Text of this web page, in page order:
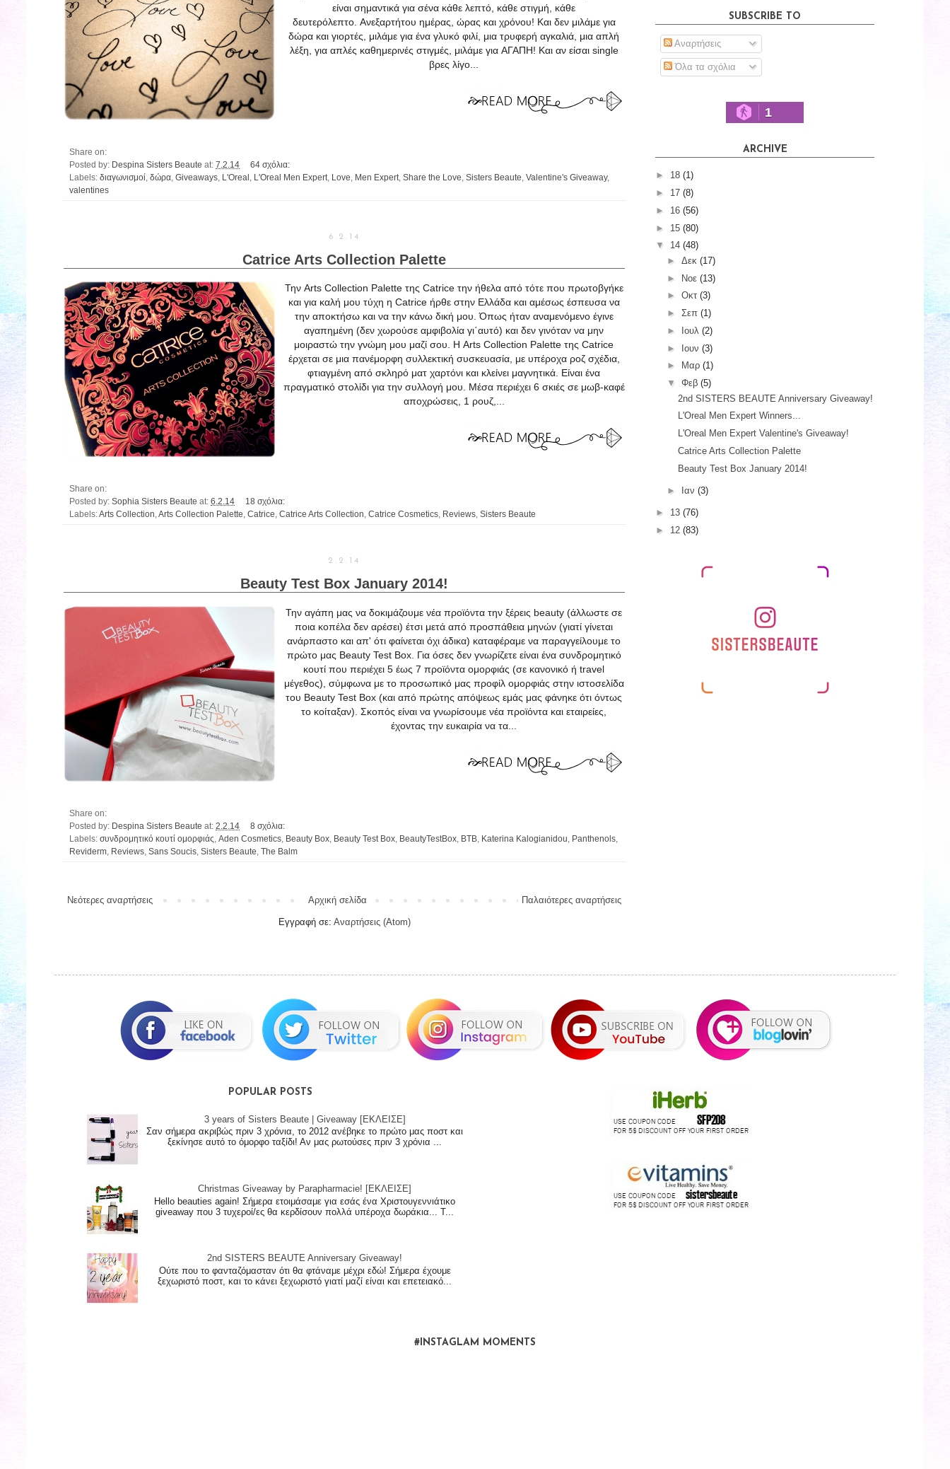
είναι σημαντικά για σένα κάθε λεπτό, κάθε στιγμή, κάθε
δευτερόλεπτο. Ανεξαρτήτου ημέρας, ώρας και χρόνου! Και δεν μιλάμε για
δώρα και γιορτές, μιλάμε για ένα γλυκό φιλί, μια τρυφερή αγκαλιά, μια απλή
λέξη, για απλές καθημερινές στιγμές, μιλάμε για ΑΓΑΠΗ! Και αν είσαι single
βρες λίγο...
Share on:
Posted by: Despina Sisters Beaute at: 7.2.14
64 σχόλια:
Labels: διαγωνισμοί δώρα Giveaways L'Oreal L'Oreal Men Expert Love Men Expert Share the Love Sisters Beaute Valentine's Giveaway,
valentines
6.2.14
Catrice Arts Collection Palette
Την Arts Collection Palette της Catrice την ήθελα από τότε που πρωτοβγήκε
και για καλή μου τύχη η Catrice ήρθε στην Ελλάδα και αμέσως έσπευσα να
την αποκτήσω και να την κάνω δική μου. Όπως ήταν αναμενόμενο έγινε
αγαπημένη (δεν χωρούσε αμφιβολία γι΄αυτό) και δεν γινόταν να μην
μοιραστώ την γνώμη μου μαζί σου. Η Arts Collection Palette της Catrice
έρχεται σε μια πανέμορφη συλλεκτική συσκευασία, με υπέροχα ροζ σχέδια,
φτιαγμένη από σκληρό ματ χαρτόνι και κλείνει μαγνητικά. Είναι ένα
πραγματικό στολίδι για την συλλογή μου. Μέσα περιέχει 6 σκιές σε μωβ-καφέ
αποχρώσεις, 1 ρουζ,...
Share on:
Posted by: Sophia Sisters Beaute at: 6.2.14
18 σχόλια:
Labels:Arts Collection Arts Collection Palette Catrice Catrice Arts Collection Catrice Cosmetics Reviews Sisters Beaute
2.2.14
Beauty Test Box January 2014!
Την αγάπη μας να δοκιμάζουμε νέα προϊόντα την ξέρεις beauty (άλλωστε σε
ποια κοπέλα δεν αρέσει) έτσι μετά από προσπάθεια μηνών (γιατί γίνεται
ανάρπαστο και απ' ότι φαίνεται όχι άδικα) καταφέραμε να παραγγείλουμε το
πρώτο μας Beauty Test Box. Για όσες δεν γνωρίζετε είναι ένα συνδρομητικό
κουτί που περιέχει 5 έως 7 προϊόντα ομορφιάς (σε κανονικό ή travel
μέγεθος), σύμφωνα με το προσωπικό μας προφίλ ομορφιάς στην ιστοσελίδα
του Beauty Test Box (και από πρώτης απόψεως εμάς μας φάνηκε ότι όντως
το κοίταξαν). Σκοπός είναι να γνωρίσουμε νέα προϊόντα και εταιρείες,
έχοντας την ευκαιρία να τα...
Share on:
Posted by: Despina Sisters Beaute at: 2.2.14
8 σχόλια:
Labels: συνδρομητικό κουτί ομορφιάς Aden Cosmetics Beauty Box Beauty Test Box BeautyTestBox BTB Katerina Kalogianidou Panthenols
Reviderm Reviews Sans Soucis Sisters Beaute The Balm
Νεότερες αναρτήσεις Παλαιότερες αναρτήσεις
Αρχική σελίδα
Εγγραφή σε: Αναρτήσεις (Atom)
SUBSCRIBE TO
Αναρτήσεις
Όλα τα σχόλια
1
ARCHIVE
► 18 (1)
► 17 (8)
► 16 (56)
► 15 (80)
▼ 14 (48)
► Δεκ (17)
► Νοε (13)
► Οκτ (3)
► Σεπ (1)
►
Ιουλ (2)
► Ιουν (3)
►
Μαρ (1)
▼ Φεβ (5)
2nd SISTERS BEAUTE Anniversary Giveaway!
L'Oreal Men Expert Winners...
L'Oreal Men Expert Valentine's Giveaway!
Catrice Arts Collection Palette
Beauty Test Box January 2014!
► Ιαν (3)
► 13 (76)
► 12 (83)
POPULAR POSTS
3 years of Sisters Beaute | Giveaway [ΕΚΛΕΙΣΕ]
Σαν σήμερα ακριβώς πριν 3 χρόνια, το 2012 ανέβηκε το πρώτο μας ποστ και
ξεκίνησε αυτό το όμορφο ταξίδι! Αν μας ρωτούσες πριν 3 χρόνια ...
Christmas Giveaway by Parapharmacie! [ΕΚΛΕΙΣΕ]
Hello beauties again! Σήμερα ετοιμάσαμε για εσάς ένα Χριστουγεννιάτικο
giveaway που 3 τυχεροί/ες θα κερδίσουν πολλά υπέροχα δωράκια... Τ...
2nd SISTERS BEAUTE Anniversary Giveaway!
Ούτε που το φανταζόμασταν ότι θα φτάναμε μέχρι εδώ! Σήμερα έχουμε
ξεχωριστό ποστ, και το κάνει ξεχωριστό γιατί μαζί είναι και επετειακό...
#INSTAGLAM MOMENTS